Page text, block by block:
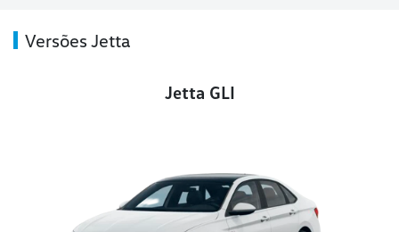
Versões Jetta
Jetta GLI